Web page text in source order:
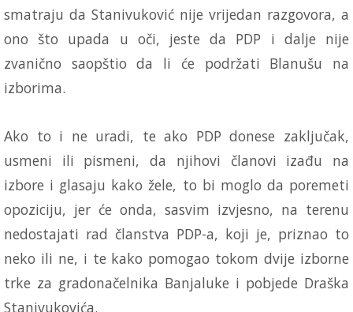
smatraju da Stanivuković nije vrijedan razgovora, a
ono što upada u oči, jeste da PDP i dalje nije
zvanično saopštio da li će podržati Blanušu na
izborima.
Ako to i ne uradi, te ako PDP donese zaključak,
usmeni ili pismeni, da njihovi članovi izađu na
izbore i glasaju kako žele, to bi moglo da poremeti
opoziciju, jer će onda, sasvim izvjesno, na terenu
nedostajati rad članstva PDP-a, koji je, priznao to
neko ili ne, i te kako pomogao tokom dvije izborne
trke za gradonačelnika Banjaluke i pobjede Draška
Stanivukovića.